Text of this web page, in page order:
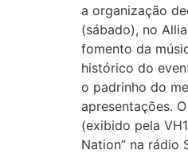
a organização
(sábado), no
fomento da
histórico do
o padrinho do
apresentações.
(exibido pela
Nation” na rádio